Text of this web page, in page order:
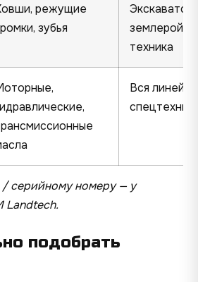
режущие
зубья
техника
Вся линейка
серийному номеру — у
Landtech.
подобрать